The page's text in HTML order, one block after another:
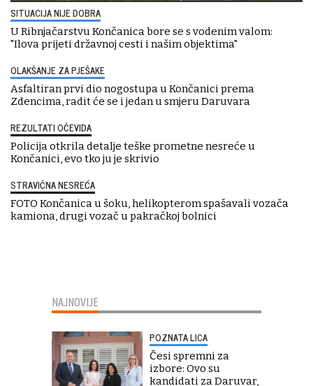
SITUACIJA NIJE DOBRA
U Ribnjačarstvu Končanica bore se s vodenim valom:
"Ilova prijeti državnoj cesti i našim objektima"
OLAKŠANJE ZA PJEŠAKE
Asfaltiran prvi dio nogostupa u Končanici prema
Zdencima, radit će se i jedan u smjeru Daruvara
REZULTATI OČEVIDA
Policija otkrila detalje teške prometne nesreće u
Končanici, evo tko ju je skrivio
STRAVIČNA NESREĆA
FOTO Končanica u šoku, helikopterom spašavali vozača
kamiona, drugi vozač u pakračkoj bolnici
NAJNOVIJE
POZNATA LICA
Česi spremni za
izbore: Ovo su
kandidati za Daruvar,